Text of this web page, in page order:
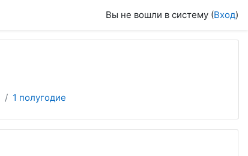
Вы не вошли в систему (Вход)
1 полугодие